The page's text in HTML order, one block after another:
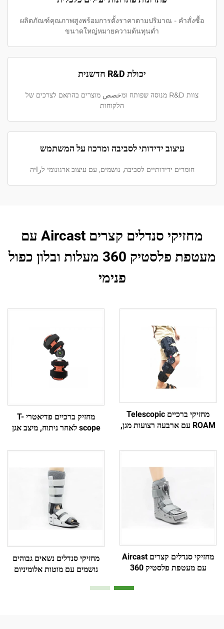
ผลิตภัณฑ์คุณภาพสูงพร้อมการตั้งราคาตามปริมาณ - คำสั่งซื้อ
ขนาดใหญ่หมายความต้นทุนต่ำ
יכולת R&D חדשנית
צוות R&D מנוסה שפותח ומخصص מוצרים בהתאם לצרכים של
הלקוחות
עיצוב ידידותי לסביבה ומרכוז על המשתמש
חומרים ידידותיים לסביבה, נושמים, עם עיצוב ארגונומי לراיה
מחזיקי סנדלים קצרים Aircast עם
מעטפת פלסטיק 360 מעלות ובלון כפול
פנימי
מחזיקי ברכיים Telescopic
ROAM עם ארבעה רצועות מגן,
מחזיק ברכיים פדיאטרי T-
scope לאחר ניתוח, מיצב אגן
מחזיקי סנדלים קצרים Aircast
עם מעטפת פלסטיק 360
מחזיקי סנדלים נשאים גבוהים
נושמים עם מוטות אלומיניום